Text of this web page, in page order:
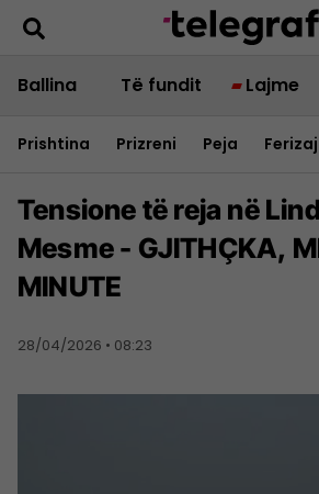
Ballina Të fundit Lajme
Prishtina Prizreni Peja Ferizaj
Tensione të reja në
Mesme - GJITHÇKA,
MINUTE
28/04/2026 • 08:23